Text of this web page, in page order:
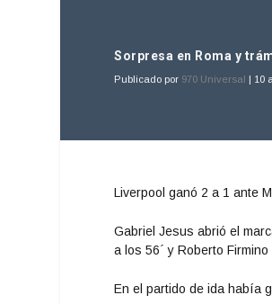
Sorpresa en Roma y
Publicado por 970 Universal | 10
Liverpool ganó 2 a 1 ante
Gabriel Jesus abrió el
a los 56´ y Roberto
En el partido de ida había